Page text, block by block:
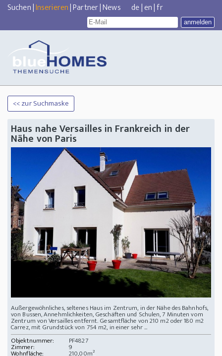
Suchen|Inserieren|Partner|News de|en|fr
<< zur Suchmaske
Haus nahe Versailles in Frankreich in der
Nähe von Paris
Außergewöhnliches, seltenes Haus im Zentrum, in der Nähe des Bahnhofs,
von Bussen, Annehmlichkeiten, Geschäften und Schulen, 7 Minuten vom
Zentrum von Versailles entfernt. Gesamtfläche von 210 m2 oder 180 m2
Carrez, mit Grundstück von 754 m2, in einer sehr ...
Objektnummer:
PF4827
Zimmer: 9
Wohnfläche: 210,00m²